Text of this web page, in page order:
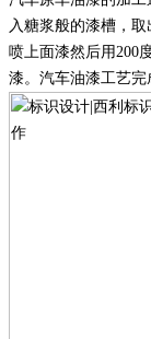
入糖浆般的漆槽，
喷上面漆然后用 200
漆。 汽车油漆工艺完